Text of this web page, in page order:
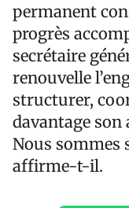
permanent
progrès
secrétaire
renouvelle
structurer,
davantage son
Nous sommes
affirme-t-il.